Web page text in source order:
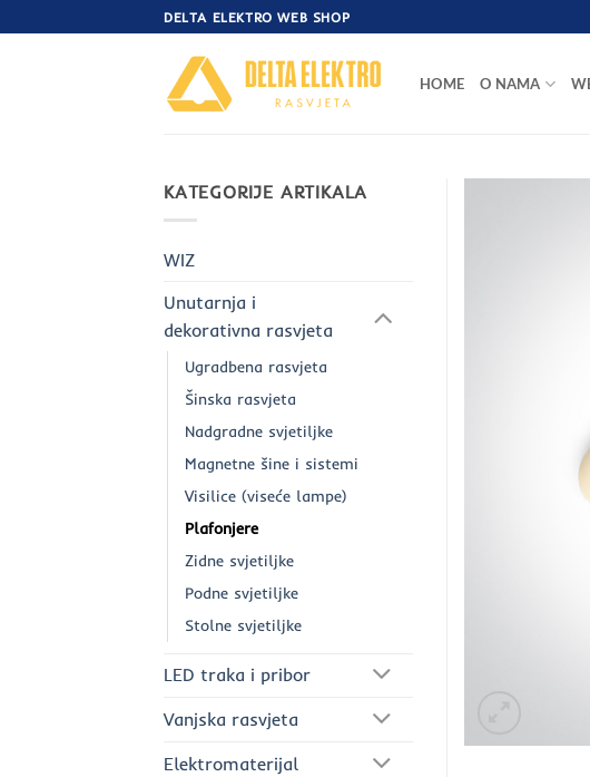
to
DELTA ELEKTRO WEB SHOP
HOME O NAMA
KATEGORIJE ARTIKALA
WIZ
Unutarnja i
dekorativna rasvjeta
Ugradbena rasvjeta
Šinska rasvjeta
Nadgradne svjetiljke
Magnetne šine i sistemi
Visilice (viseće lampe)
Plafonjere
Zidne svjetiljke
Podne svjetiljke
Stolne svjetiljke
LED traka i pribor
Vanjska rasvjeta
Elektromaterijal